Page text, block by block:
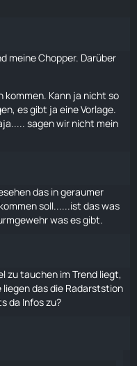
meine Chopper. Darüber
kommen. Kann ja nicht so
es gibt ja eine Vorlage.
sagen wir nicht mein
das in geraumer
soll......ist das was
was es gibt.
zu tauchen im Trend liegt,
das die Radarststion
da Infos zu?